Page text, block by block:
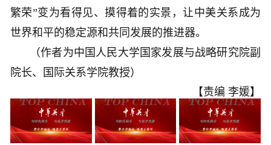
繁荣”变为看得见、摸得着的实景，让中美关系成为
世界和平的稳定源和共同发展的推进器。
（作者为中国人民大学国家发展与战略研究院副
院长、国际关系学院教授）
【责编 李媛】